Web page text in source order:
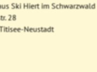
Ski Hiert im Schwarzwald
28
Neustadt